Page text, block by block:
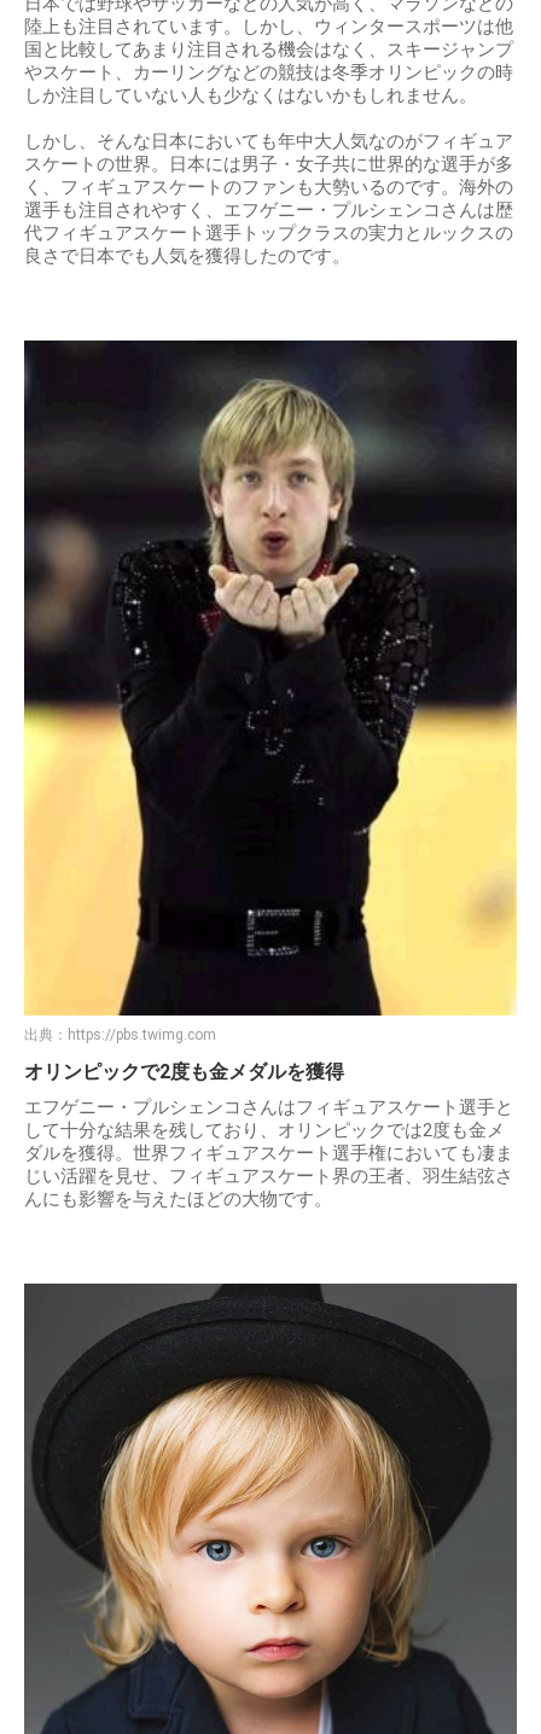
陸上も注目されています。しかし、ウィンタースポーツは他
国と比較してあまり注目される機会はなく、スキージャンプ
やスケート、カーリングなどの競技は冬季オリンピックの時
しか注目していない人も少なくはないかもしれません。
しかし、そんな日本においても年中大人気なのがフィギュア
スケートの世界。日本には男子・女子共に世界的な選手が多
く、フィギュアスケートのファンも大勢いるのです。海外の
選手も注目されやすく、エフゲニー・プルシェンコさんは歴
代フィギュアスケート選手トップクラスの実力とルックスの
良さで日本でも人気を獲得したのです。
出典： https://pbs.twimg.com
オリンピックで2度も金メダルを獲得
エフゲニー・プルシェンコさんはフィギュアスケート選手と
して十分な結果を残しており、オリンピックでは2度も金メ
ダルを獲得。世界フィギュアスケート選手権においても凄ま
じい活躍を見せ、フィギュアスケート界の王者、羽生結弦さ
んにも影響を与えたほどの大物です。